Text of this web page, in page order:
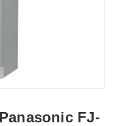
FJ-